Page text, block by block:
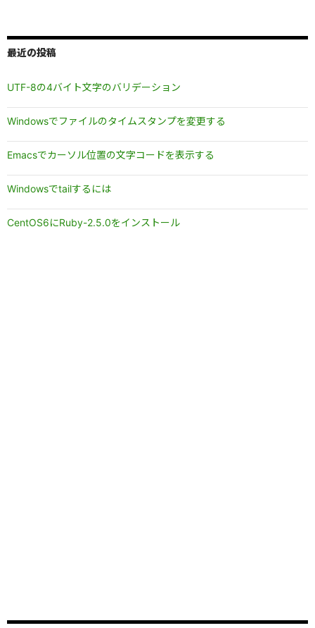
最近の投稿
UTF-8の4バイト文字のバリデーション
Windowsでファイルのタイムスタンプを変更する
Emacsでカーソル位置の文字コードを表示する
Windowsでtailするには
CentOS6にRuby-2.5.0をインストール